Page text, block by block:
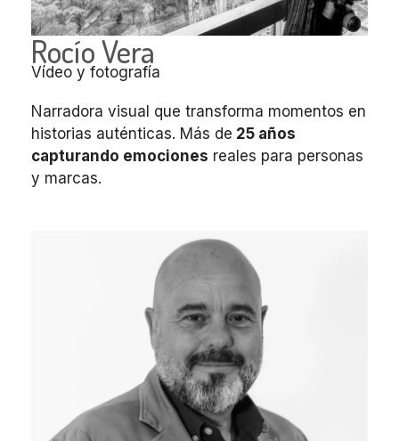
Rocío Vera
Vídeo y fotografía
Narradora visual que transforma momentos en
historias auténticas. Más de 25 años
capturando emociones reales para personas
y marcas.